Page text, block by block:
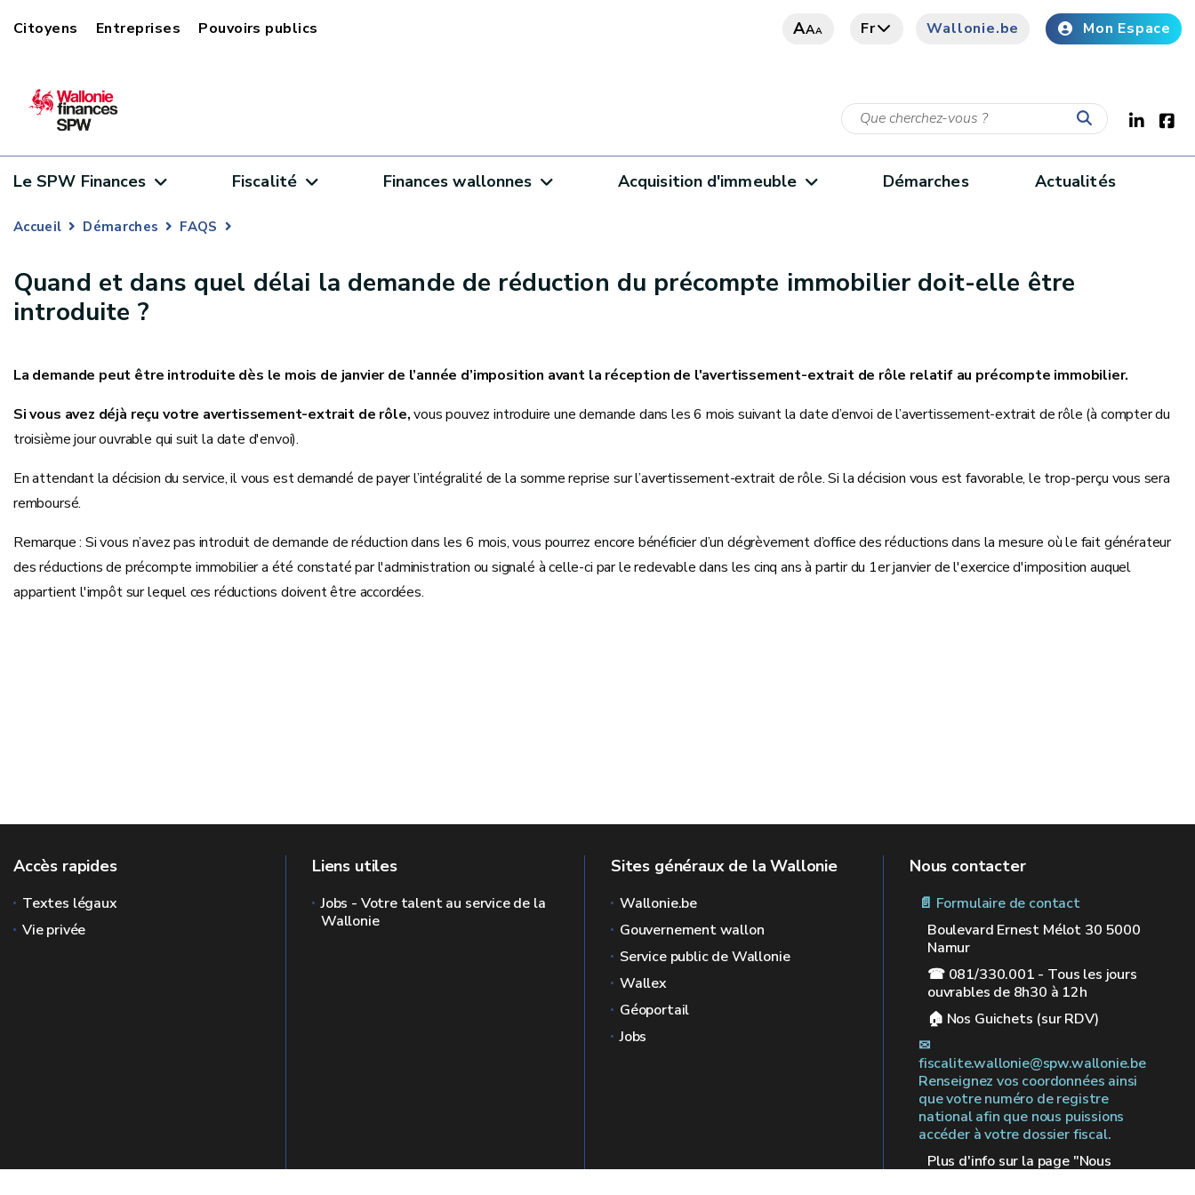
Citoyens Entreprises Pouvoirs publics AAA Fr Wallonie.be Mon Espace
Le SPW Finances Fiscalité Finances wallonnes Acquisition d'immeuble Démarches Actualités
Accueil Démarches FAQS
Quand et dans quel délai la demande de réduction du précompte immobilier doit-elle être
introduite ?
La demande peut être introduite dès le mois de janvier de l’année d’imposition avant la réception de l'avertissement-extrait de rôle relatif au précompte immobilier.
Si vous avez déjà reçu votre avertissement-extrait de rôle,vous pouvez introduire une demande dans les 6 mois suivant la date d’envoi de l’avertissement-extrait de rôle (à compter du
troisième jour ouvrable qui suit la date d'envoi).
En attendant la décision du service, il vous est demandé de payer l’intégralité de la somme reprise sur l’avertissement-extrait de rôle. Si la décision vous est favorable, le trop-perçu vous sera
remboursé.
Remarque : Si vous n’avez pas introduit de demande de réduction dans les 6 mois, vous pourrez encore bénéficier d’un dégrèvement d’office des réductions dans la mesure où le fait générateur
des réductions de précompte immobilier a été constaté par l'administration ou signalé à celle-ci par le redevable dans les cinq ans à partir du 1er janvier de l'exercice d'imposition auquel
appartient l'impôt sur lequel ces réductions doivent être accordées.
Accès rapides
Textes légaux
Vie privée
Liens utiles
Jobs - Votre talent au service de la
Wallonie
Sites généraux de la Wallonie
Wallonie.be
Gouvernement wallon
Service public de Wallonie
Wallex
Géoportail
Jobs
Nous contacter
📄 Formulaire de contact
Boulevard Ernest Mélot 30 5000
Namur
☎ 081/330.001 - Tous les jours
ouvrables de 8h30 à 12h
🏠︎ Nos Guichets (sur RDV)
✉︎
fiscalite.wallonie@spw.wallonie.be
Renseignez vos coordonnées ainsi
que votre numéro de registre
national afin que nous puissions
accéder à votre dossier fiscal.
Plus d'info sur la page "Nous